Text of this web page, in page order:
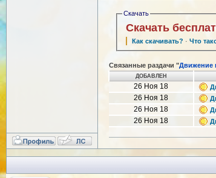
Скачать
Скачать
Как скачивать? ·Что
Связанные раздачи "Движение
ДОБАВЛЕН
26 Ноя 18
26 Ноя 18
26 Ноя 18
26 Ноя 18